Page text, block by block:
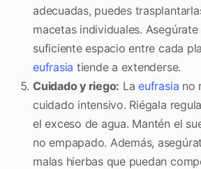
adecuadas, puedes
macetas individuales.
suficiente espacio entre cada
eufrasia tiende a extenderse.
Cuidado y riego: Laeufrasia no
cuidado intensivo. Riégala
el exceso de agua. Mantén el
no empapado. Además,
malas hierbas que puedan